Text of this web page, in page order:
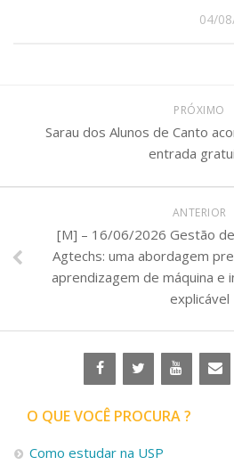
04/
PRÓXIMO
Sarau dos Alunos de Canto
entrada
ANTERIOR
[M] – 16/06/2026 Gestão
Agtechs: uma abordagem
aprendizagem de máquina e
explicável
O QUE VOCÊ PROCURA ?
Como estudar na USP